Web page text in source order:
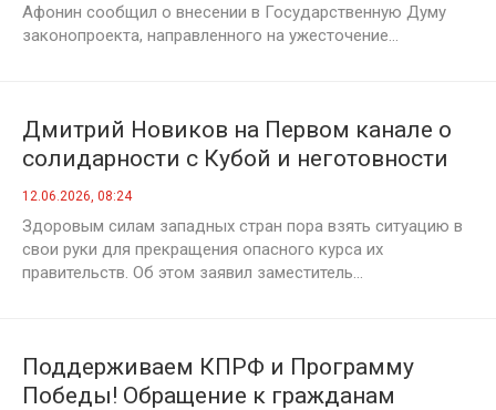
Афонин сообщил о внесении в Государственную Думу
законопроекта, направленного на ужесточение...
Дмитрий Новиков на Первом канале о
солидарности с Кубой и неготовности
Запада закончить украинский
конфликт
12.06.2026, 08:24
Здоровым силам западных стран пора взять ситуацию в
свои руки для прекращения опасного курса их
правительств. Об этом заявил заместитель...
Поддерживаем КПРФ и Программу
Победы! Обращение к гражданам